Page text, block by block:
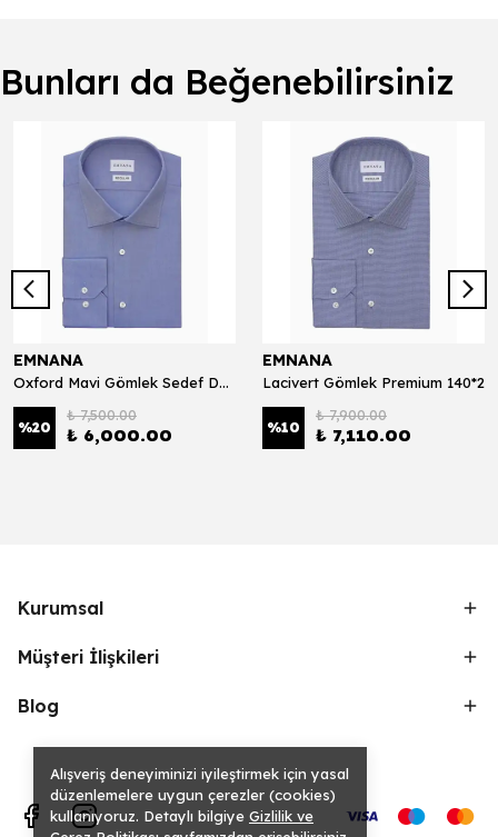
Alışveriş deneyiminizi iyileştirmek için yasal
düzenlemelere uygun çerezler (cookies)
kullanıyoruz. Detaylı bilgiye Gizlilik ve
Bunları da Beğenebilirsiniz
EMNANA
Oxford Mavi Gömlek Sedef Düğmeli Premium 140*2
%20
₺ 7,500.00
₺ 6,000.00
EMNANA
Lacivert Gömlek Premium 140*2
%10
₺ 7,900.00
₺ 7,110.00
Kurumsal
Müşteri İlişkileri
Blog